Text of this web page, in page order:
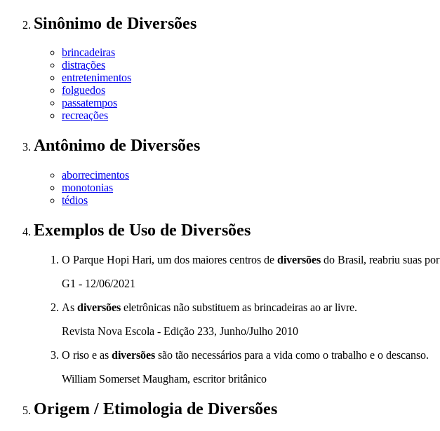
Sinônimo de Diversões
brincadeiras
distrações
entretenimentos
folguedos
passatempos
recreações
Antônimo de Diversões
aborrecimentos
monotonias
tédios
Exemplos de Uso de Diversões
O Parque Hopi Hari, um dos maiores centros de diversões do Brasil, reabriu suas
G1 - 12/06/2021
As diversões eletrônicas não substituem as brincadeiras ao ar livre.
Revista Nova Escola - Edição 233, Junho/Julho 2010
O riso e as diversões são tão necessários para a vida como o trabalho e o descanso.
William Somerset Maugham, escritor britânico
Origem / Etimologia de Diversões